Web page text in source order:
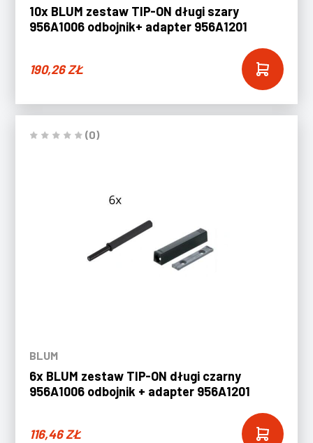
10x BLUM zestaw TIP-ON długi szary
956A1006 odbojnik+ adapter 956A1201
190,26ZŁ
(0)
BLUM
6x BLUM zestaw TIP-ON długi czarny
956A1006 odbojnik + adapter 956A1201
116,46ZŁ